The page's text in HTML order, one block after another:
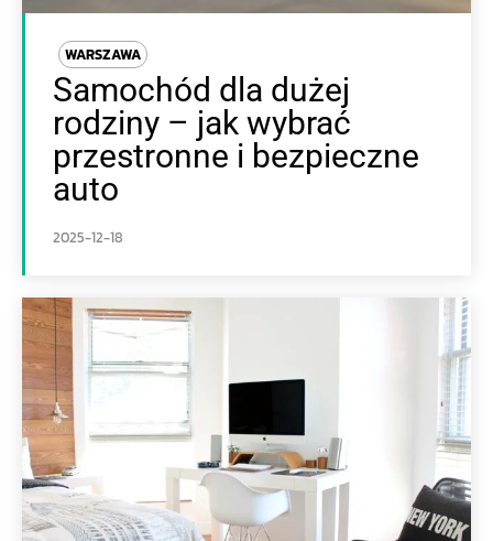
WARSZAWA
Samochód dla dużej
rodziny – jak wybrać
przestronne i bezpieczne
auto
2025-12-18